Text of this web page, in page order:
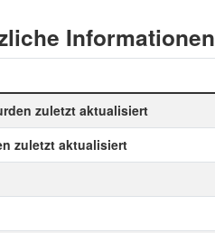
Informationen
zuletzt aktualisiert
zuletzt aktualisiert